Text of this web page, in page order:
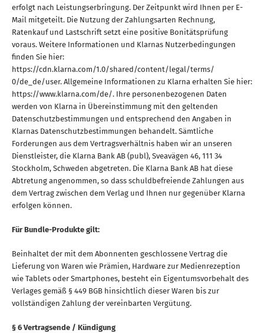
erfolgt nach Leistungserbringung. Der Zeitpunkt wird Ihnen per E-
Mail mitgeteilt. Die Nutzung der Zahlungsarten Rechnung,
Ratenkauf und Lastschrift setzt eine positive Bonitätsprüfung
voraus. Weitere Informationen und Klarnas Nutzerbedingungen
finden Sie hier:
https://cdn.klarna.com/1.0/shared/content/legal/terms/
0/de_de/user. Allgemeine Informationen zu Klarna erhalten Sie hier:
https://www.klarna.com/de/. Ihre personenbezogenen Daten
werden von Klarna in Übereinstimmung mit den geltenden
Datenschutzbestimmungen und entsprechend den Angaben in
Klarnas Datenschutzbestimmungen behandelt. Sämtliche
Forderungen aus dem Vertragsverhältnis haben wir an unseren
Dienstleister, die Klarna Bank AB (publ), Sveavägen 46, 111 34
Stockholm, Schweden abgetreten. Die Klarna Bank AB hat diese
Abtretung angenommen, so dass schuldbefreiende Zahlungen aus
dem Vertrag zwischen dem Verlag und Ihnen nur gegenüber Klarna
erfolgen können.
Für Bundle-Produkte gilt:
Beinhaltet der mit dem Abonnenten geschlossene Vertrag die
Lieferung von Waren wie Prämien, Hardware zur Medienrezeption
wie Tablets oder Smartphones, besteht ein Eigentumsvorbehalt des
Verlages gemäß § 449 BGB hinsichtlich dieser Waren bis zur
vollständigen Zahlung der vereinbarten Vergütung.
§ 6 Vertragsende / Kündigung